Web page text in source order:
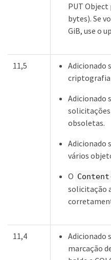
PUT Object
bytes). Se
GiB, use o
11,5
Adicionado
criptografia
Adicionado
obsoletas.
Adicionado
vários
O
solicitação
11,4
Adicionado
marcação